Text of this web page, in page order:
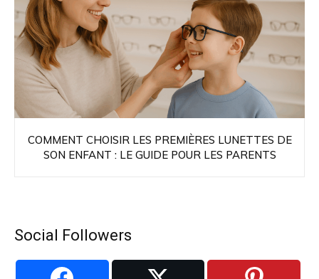
COMMENT CHOISIR LES PREMIÈRES LUNETTES DE
SON ENFANT : LE GUIDE POUR LES PARENTS
Social Followers